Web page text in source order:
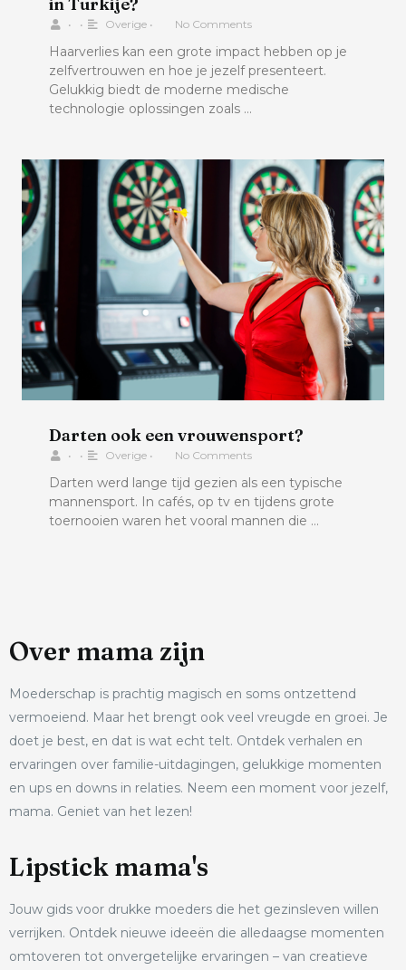
• • Overige • No Comments
Haarverlies kan een grote impact hebben op je
zelfvertrouwen en hoe je jezelf presenteert.
Gelukkig biedt de moderne medische
technologie oplossingen zoals …
Darten ook een vrouwensport?
• • Overige • No Comments
Darten werd lange tijd gezien als een typische
mannensport. In cafés, op tv en tijdens grote
toernooien waren het vooral mannen die …
Over mama zijn
Moederschap is prachtig magisch en soms ontzettend
vermoeiend. Maar het brengt ook veel vreugde en groei. Je
doet je best, en dat is wat echt telt. Ontdek verhalen en
ervaringen over familie-uitdagingen, gelukkige momenten
en ups en downs in relaties. Neem een moment voor jezelf,
mama. Geniet van het lezen!
Lipstick mama's
Jouw gids voor drukke moeders die het gezinsleven willen
verrijken. Ontdek nieuwe ideeën die alledaagse momenten
omtoveren tot onvergetelijke ervaringen – van creatieve